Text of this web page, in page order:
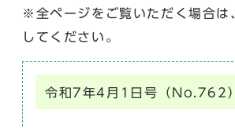
※全ページをご覧いただく場合は
してください。
令和7年4月1日号（No.762）